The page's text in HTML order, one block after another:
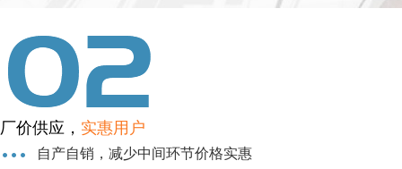
厂价供应， 实惠用户
自产自销，减少中间环节价格实惠